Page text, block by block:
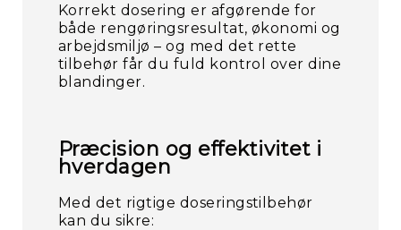
Korrekt dosering er afgørende for
både rengøringsresultat, økonomi og
arbejdsmiljø – og med det rette
tilbehør får du fuld kontrol over dine
blandinger.
Præcision og effektivitet i
hverdagen
Med det rigtige doseringstilbehør
kan du sikre: